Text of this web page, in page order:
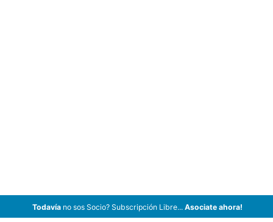
Todavíano sos Socio? Subscripción Libre... Asociate ahora!